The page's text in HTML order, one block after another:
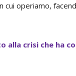
operiamo,
alla crisi che ha